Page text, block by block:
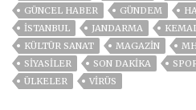
GÜNCEL HABER
GÜNDEM
ISTANBUL
JANDARMA
KÜLTÜR SANAT
MAGAZİN
SİYASİLER
SON DAKIKA
ÜLKELER
VIRÜS